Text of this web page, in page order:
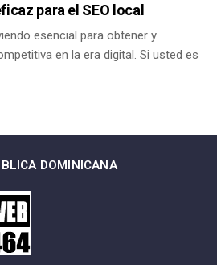
para el SEO local
esencial para obtener y
en la era digital. Si usted es
DOMINICANA